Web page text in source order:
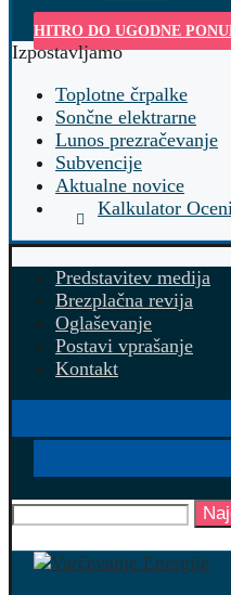
HITRO DO UGODNE
Izpostavljamo
Toplotne črpalke
Sončne elektrarne
Lunos prezračevanje
Subvencije
Aktualne novice
Kalkulator
Predstavitev medija
Brezplačna revija
Oglaševanje
Postavi vprašanje
Kontakt